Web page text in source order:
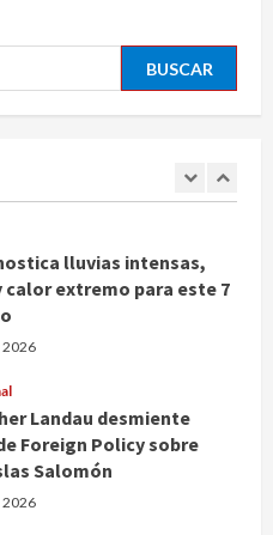
lluvias intensas,
calor extremo para este 7
2026
Landau desmiente
Foreign Policy sobre
Salomón
2026